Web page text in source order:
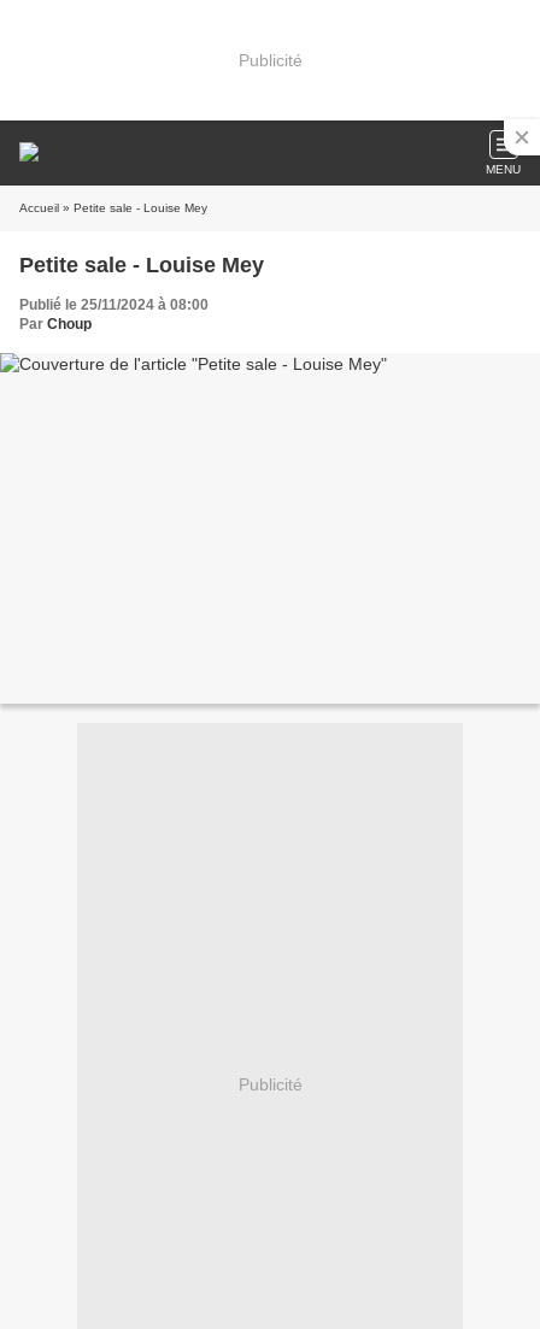
Publicité
MENU
Accueil » Petite sale - Louise Mey
Petite sale - Louise Mey
Publié le 25/11/2024 à 08:00
Par Choup
Publicité